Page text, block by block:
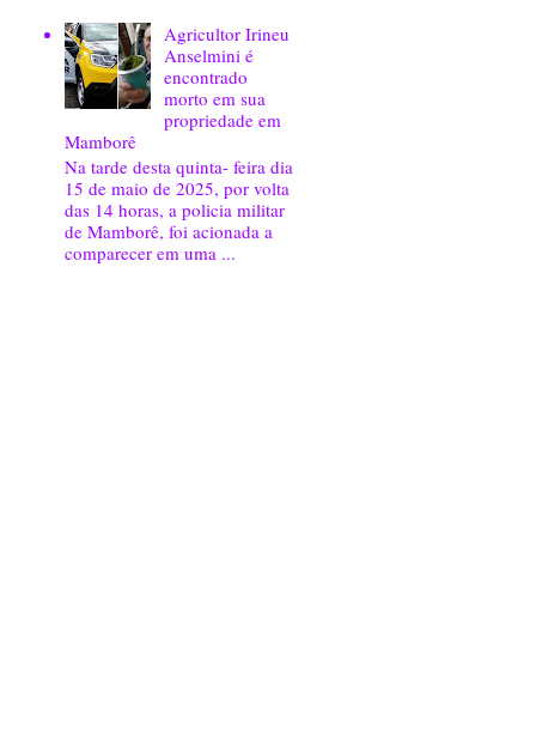
Agricultor Irineu
Anselmini é
encontrado
morto em sua
propriedade em
Mamborê
Na tarde desta quinta- feira dia
15 de maio de 2025, por volta
das 14 horas, a policia militar
de Mamborê, foi acionada a
comparecer em uma ...